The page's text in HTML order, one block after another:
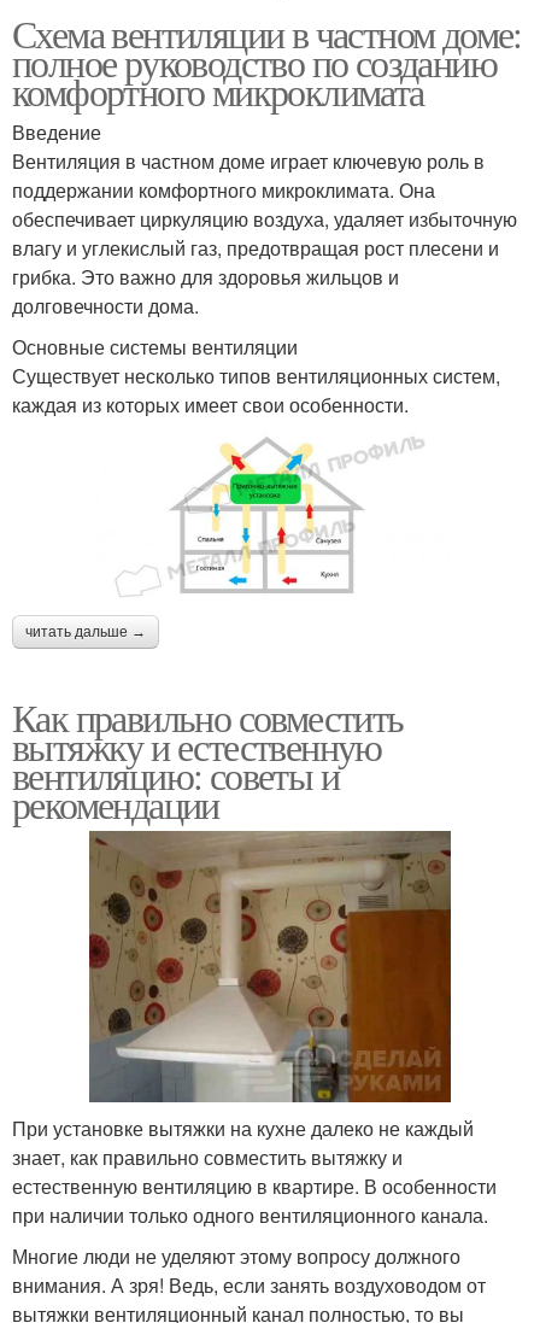
Схема вентиляции в частном доме:
полное руководство по созданию
комфортного микроклимата
Введение
Вентиляция в частном доме играет ключевую роль в
поддержании комфортного микроклимата. Она
обеспечивает циркуляцию воздуха, удаляет избыточную
влагу и углекислый газ, предотвращая рост плесени и
грибка. Это важно для здоровья жильцов и
долговечности дома.
Основные системы вентиляции
Существует несколько типов вентиляционных систем,
каждая из которых имеет свои особенности.
читать дальше →
Как правильно совместить
вытяжку и естественную
вентиляцию: советы и
рекомендации
При установке вытяжки на кухне далеко не каждый
знает, как правильно совместить вытяжку и
естественную вентиляцию в квартире. В особенности
при наличии только одного вентиляционного канала.
Многие люди не уделяют этому вопросу должного
внимания. А зря! Ведь, если занять воздуховодом от
вытяжки вентиляционный канал полностью, то вы